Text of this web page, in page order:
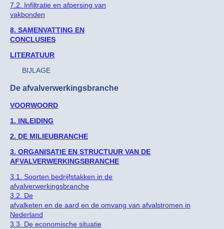
7.2. Infiltratie en afpersing van
vakbonden
8. SAMENVATTING EN
CONCLUSIES
LITERATUUR
BIJLAGE
De afvalverwerkingsbranche
VOORWOORD
1. INLEIDING
2. DE MILIEUBRANCHE
3. ORGANISATIE EN STRUCTUUR VAN DE
AFVALVERWERKINGSBRANCHE
3.1. Soorten bedrijfstakken in de
afvalverwerkingsbranche
3.2. De
afvalketen en de aard en de omvang van afvalstromen in
Nederland
3.3. De economische situatie